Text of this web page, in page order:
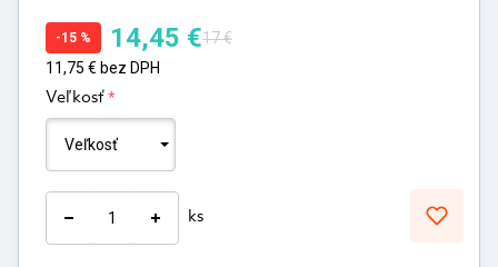
-15 % 14,45 €17 €
11,75 € bez DPH
Veľkosť *
ks